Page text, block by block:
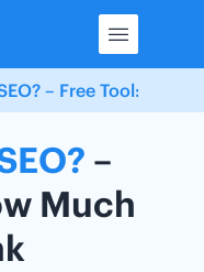
– Free Tool: How
–
Much